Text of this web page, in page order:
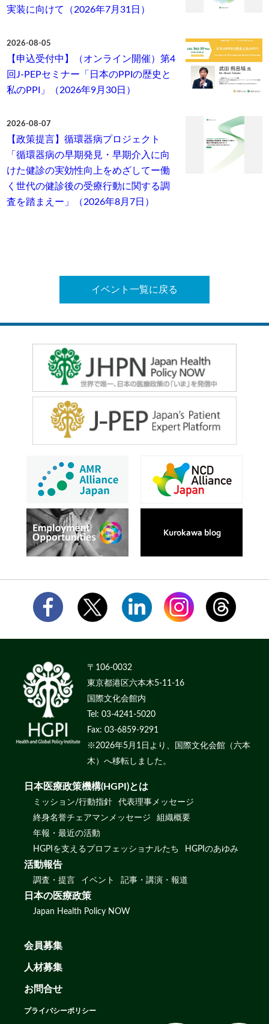
実装に向けて（2026年7月31日）
2026-08-05
【申込受付中】（オンライン開催）第4
回J-PEPセミナー「日本のPPIの歴史と
私のPPI」（2026年9月30日）
2026-08-07
【政策提言】循環器病プロジェクト
「循環器病の早期発見・早期介入に向
けた健診の実効性向上をめざしてー働
く世代の健診後の受療行動に関する調
査を踏まえー」（2026年8月7日）
イベント一覧に戻る
〒106-0032
東京都港区六本木5-11-16
国際文化会館内
Tel: 03-4241-5020
Fax: 03-6859-9291
※2026年5月1日より、国際文化会館（六本
木）へ移転しました。
日本医療政策機構(HGPI)とは
ミッション/行動指針
代表理事メッセージ
終身名誉チェアマンメッセージ
組織概要
年報・最近の活動
HGPIを支えるプロフェッショナルたち
HGPIのあゆみ
活動報告
調査・提言 イベント 記事・講演・報道
日本の医療政策
Japan Health Policy NOW
会員募集
人材募集
お問合せ
プライバシーポリシー